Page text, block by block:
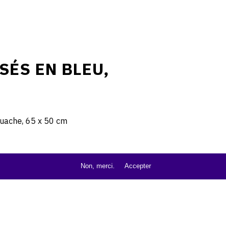
EN BLEU,
65 x 50 cm
Non, merci. Accepter